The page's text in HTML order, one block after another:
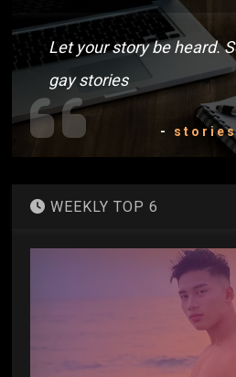
Let your story be heard.
gay stories
-
WEEKLY TOP 6